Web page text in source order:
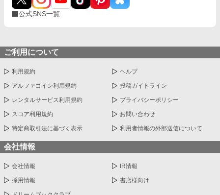
公式SNS一覧
ご利用について
利用規約 ヘルプ
アルファコイン利用規約 投稿ガイドライン
レンタルサービス利用規約 プライバシーポリシー
スコア利用規約 お問い合わせ
特定商取引法に基づく表示 利用者情報の外部送信について
会社情報
会社情報 IR情報
採用情報 書店様向け